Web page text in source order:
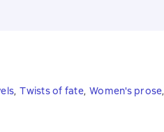
, Twists of fate, Women's prose,